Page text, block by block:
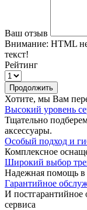
Ваш отзыв
Внимание: HTML
текст!
Рейтинг
Продолжить
Хотите, мы Вам
Высокий уровень
Тщательно
аксессуары.
Особый подход и
Комплексное
Широкий выбор
Надежная помощь в
Гарантийное
И постгарантийное
сервиса